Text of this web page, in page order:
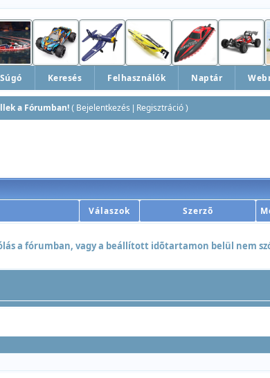
Súgó Keresés Felhasználók Naptár
a Fórumban! ( Bejelentkezés Regisztráció )
Válaszok Szerzõ
a fórumban, vagy a beállított idõtartamon belül nem